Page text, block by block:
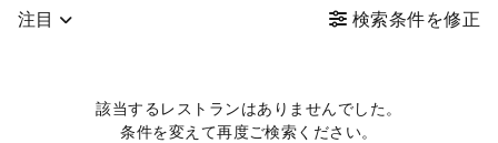
注目 検索条件を修正
該当するレストランはありませんでした。
条件を変えて再度ご検索ください。